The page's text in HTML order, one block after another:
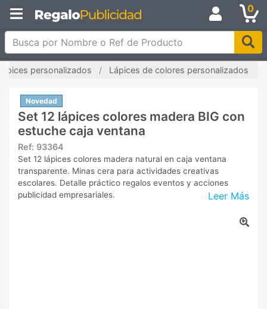
0
Busca por Nombre o Ref de Producto
personalizados Lápices de colores personalizados
Novedad
Set 12 lápices colores madera BIG con
estuche caja ventana
Ref: 93364
Leer Más
Set 12 lápices colores madera natural en caja ventana
transparente. Minas cera para actividades creativas
escolares. Detalle práctico regalos eventos y acciones
publicidad empresariales.